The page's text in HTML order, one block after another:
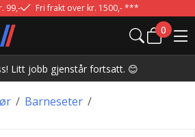
99,- Fri frakt over kr. 1500,- ***
0
Litt jobb gjenstår fortsatt. 😊
/ /
Barneseter